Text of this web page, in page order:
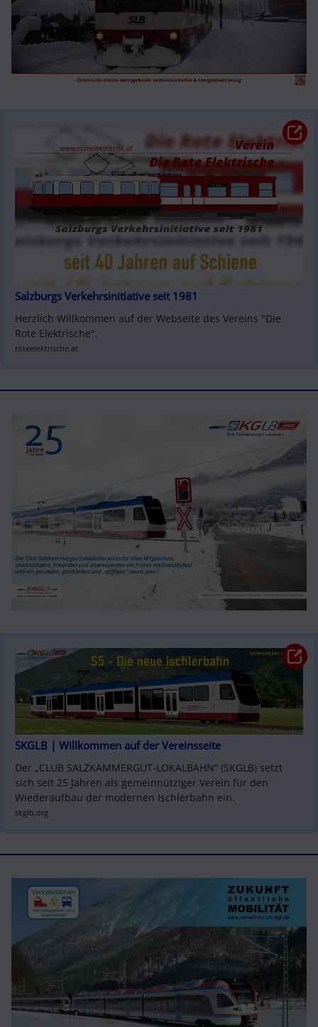
Salzburgs Verkehrsinitiative seit 1981
Herzlich Willkommen auf der Webseite des Vereins "Die
Rote Elektrische".
roteelektrische.at
SKGLB | Willkommen auf der Vereinsseite
Der „CLUB SALZKAMMERGUT-LOKALBAHN“ (SKGLB) setzt
sich seit 25 Jahren als gemeinnütziger Verein für den
Wiederaufbau der modernen Ischlerbahn ein.
skglb.org